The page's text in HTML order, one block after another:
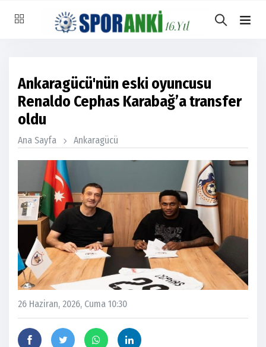
Ankaragücü'nün eski oyuncusu
Renaldo Cephas Karabağ’a transfer
oldu
Ana Sayfa Ankaragücü
26 Haziran, 2026, Cuma 10:30